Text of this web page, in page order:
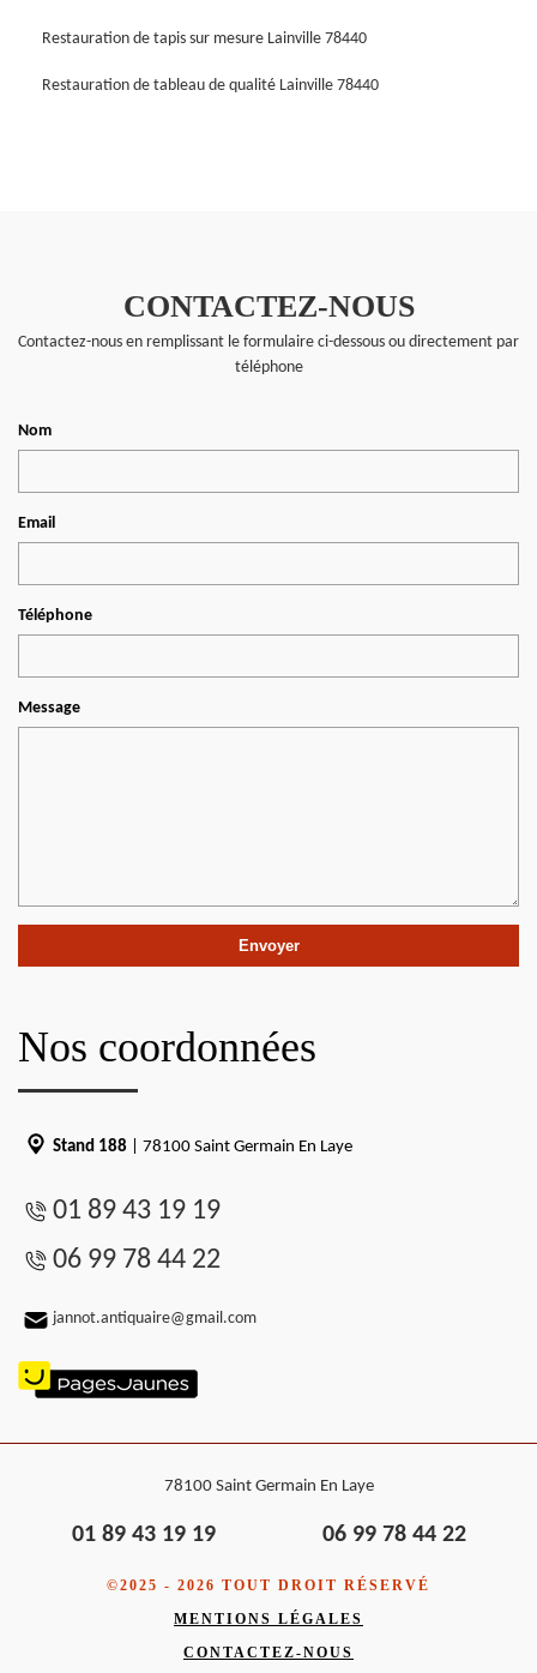
Restauration de tapis sur mesure Lainville 78440
Restauration de tableau de qualité Lainville 78440
CONTACTEZ-NOUS
Contactez-nous en remplissant le formulaire ci-dessous ou directement par
téléphone
Nom
Email
Téléphone
Message
Nos coordonnées
Stand 188 | 78100 Saint Germain En Laye
01 89 43 19 19
06 99 78 44 22
jannot.antiquaire@gmail.com
78100 Saint Germain En Laye
01 89 43 19 19 06 99 78 44 22
©2025 - 2026 TOUT DROIT RÉSERVÉ
MENTIONS LÉGALES
CONTACTEZ-NOUS